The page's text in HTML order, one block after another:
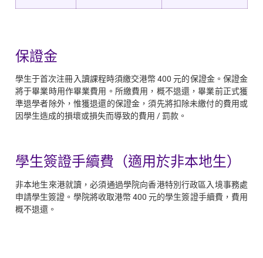
保證金
學生于首次注冊入讀課程時須繳交港幣 400 元的保證金。保證金
將于畢業時用作畢業費用。所繳費用，概不退還，畢業前正式獲
準退學者除外，惟獲退還的保證金，須先將扣除未繳付的費用或
因學生造成的損壞或損失而導致的費用 / 罰款。
學生簽證手續費（適用於非本地生）
非本地生來港就讀，必須通過學院向香港特別行政區入境事務處
申請學生簽證。學院將收取港幣 400 元的學生簽證手續費，費用
概不退還。